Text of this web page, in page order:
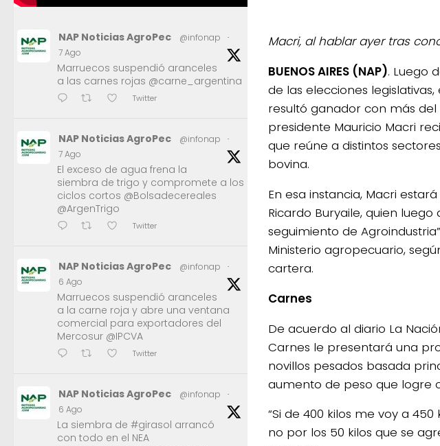
Macri, al hablar ayer tras
BUENOS AIRES (NAP). Luego
de las elecciones
resultó ganador con más del
presidente Mauricio Macri
que reúne a distintos
bovina.
En esa instancia, Macri
Ricardo Buryaile, quien
seguimiento de
Ministerio agropecuario,
cartera.
Carnes
De acuerdo al diario La
Carnes le presentará una
novillos pesados basada
aumento de peso que logre
“Si de 400 kilos me voy a
no por los 50 kilos que se
NAP Noticias AgroPec @infonap
·
7 Ago
Marruecos suspendió aranceles
a las carnes rojas @carne_argentina
Twitter
NAP Noticias AgroPec @infonap
·
7 Ago
El exceso de agua frena la
siembra de trigo y compromete a los
ciclos cortos @Bolsadecereales
@ArgenTrigo
Twitter
NAP Noticias AgroPec @infonap
·
6 Ago
Marruecos suspendió aranceles
a la carne roja y abre una ventana
comercial para exportadores del
Mercosur @IPCVA
Twitter
NAP Noticias AgroPec @infonap
·
6 Ago
La siembra de #girasol arrancó
con todo en el NEA